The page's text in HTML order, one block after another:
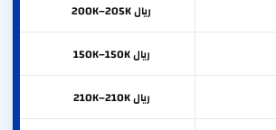
ريال 200K–205K
ريال 150K–150K
ريال 210K–210K